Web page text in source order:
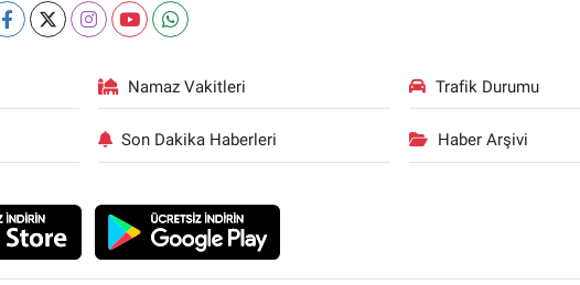
Namaz Vakitleri Trafik Durumu
Son Dakika Haberleri Haber Arşivi